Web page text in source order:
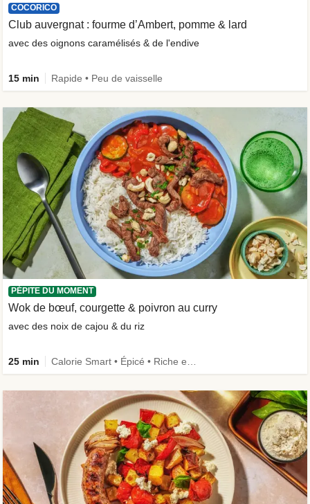
COCORICO
Club auvergnat : fourme d’Ambert, pomme & lard
avec des oignons caramélisés & de l'endive
15 min Rapide • Peu de vaisselle
PÉPITE DU MOMENT
Wok de bœuf, courgette & poivron au curry
avec des noix de cajou & du riz
25 min